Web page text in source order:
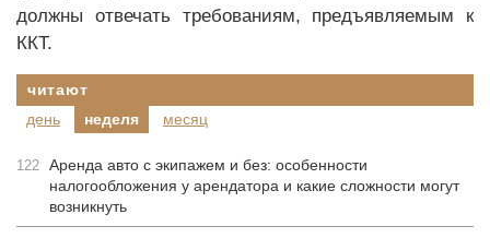
должны отвечать требованиям, предъявляемым к
ККТ.
читают
день
неделя месяц
122 Аренда авто с экипажем и без: особенности
налогообложения у арендатора и какие сложности могут
возникнуть